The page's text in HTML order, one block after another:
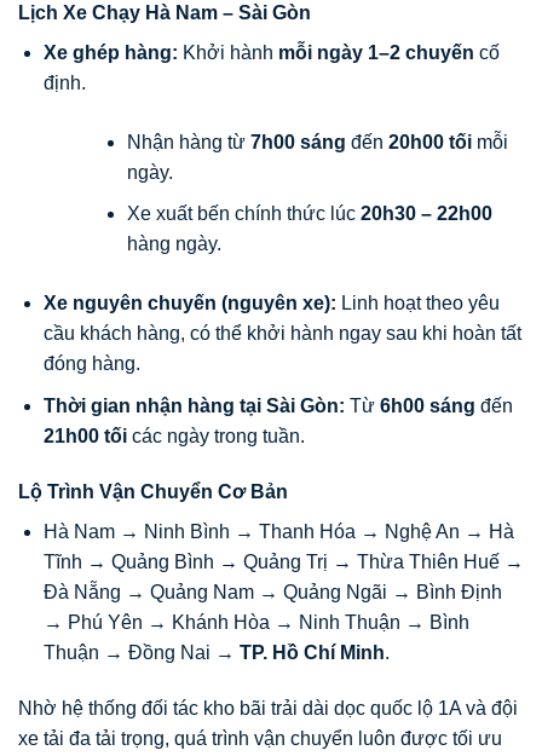
Lịch Xe Chạy Hà Nam – Sài Gòn
Xe ghép hàng: Khởi hành mỗi ngày 1–2 chuyến cố
định.
Nhận hàng từ 7h00 sáng đến 20h00 tốimỗi
ngày.
Xe xuất bến chính thức lúc 20h30 – 22h00
hàng ngày.
Xe nguyên chuyến (nguyên xe): Linh hoạt theo yêu
cầu khách hàng, có thể khởi hành ngay sau khi hoàn tất
đóng hàng.
Thời gian nhận hàng tại Sài Gòn: Từ 6h00 sáng đến
21h00 tốicác ngày trong tuần.
Lộ Trình Vận Chuyển Cơ Bản
Hà Nam → Ninh Bình → Thanh Hóa → Nghệ An → Hà
Tĩnh → Quảng Bình → Quảng Trị → Thừa Thiên Huế →
Đà Nẵng → Quảng Nam → Quảng Ngãi → Bình Định
→ Phú Yên → Khánh Hòa → Ninh Thuận → Bình
Thuận → Đồng Nai → TP. Hồ Chí Minh.
Nhờ hệ thống đối tác kho bãi trải dài dọc quốc lộ 1A và đội
xe tải đa tải trọng, quá trình vận chuyển luôn được tối ưu